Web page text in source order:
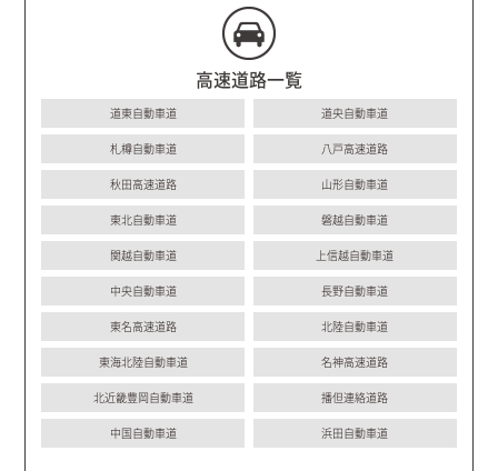
高速道路一覧
道東自動車道 道央自動車道
札樽自動車道 八戸高速道路
秋田高速道路 山形自動車道
東北自動車道 磐越自動車道
関越自動車道 上信越自動車道
中央自動車道 長野自動車道
東名高速道路 北陸自動車道
東海北陸自動車道 名神高速道路
北近畿豊岡自動車道 播但連絡道路
中国自動車道 浜田自動車道